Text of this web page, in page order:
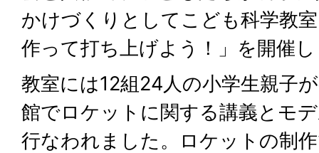
かけづくりとしてこども科学教
作って打ち上げよう！」を開催
教室には12組24人の小学生親子
館でロケットに関する講義とモ
行なわれました。ロケットの制